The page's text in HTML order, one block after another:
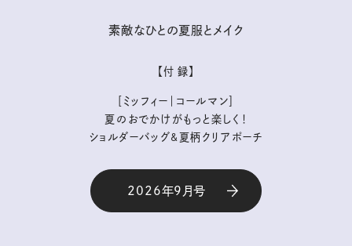
素敵なひとの夏服とメイク
【付 録】
［ミッフィー｜コールマン］
夏のおでかけがもっと楽しく！
ショルダーバッグ&夏柄クリアポーチ
2026年9月号